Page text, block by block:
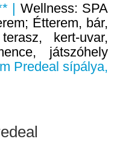
| Wellness: SPA
Étterem, bár,
kert-uvar,
játszóhely
Predeal sípálya,